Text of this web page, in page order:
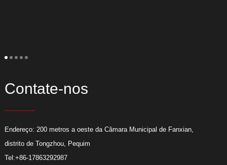
Contate-nos
Endereço: 200 metros a oeste da Câmara Municipal de Fanxian,
distrito de Tongzhou, Pequim
Tel:+86-17863292987